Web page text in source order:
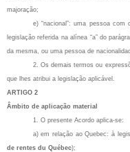
majoração;
e) “nacional”: uma pessoa
legislação referida na alínea “a” do
da mesma, ou uma pessoa de
2. Os demais termos ou
que lhes atribui a legislação aplicável.
ARTIGO 2
Âmbito de aplicação material
1. O presente Acordo aplica-se:
a) em relação ao Quebec: à
de rentes du Québec);